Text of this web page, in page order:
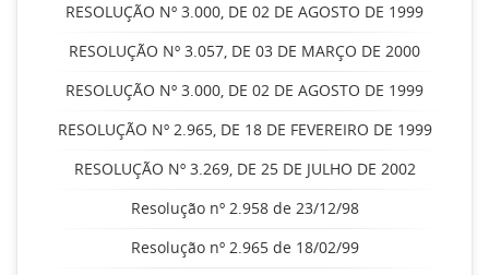
RESOLUÇÃO Nº 3.000, DE 02 DE AGOSTO DE 1999
RESOLUÇÃO Nº 3.057, DE 03 DE MARÇO DE 2000
RESOLUÇÃO Nº 3.000, DE 02 DE AGOSTO DE 1999
RESOLUÇÃO Nº 2.965, DE 18 DE FEVEREIRO DE 1999
RESOLUÇÃO Nº 3.269, DE 25 DE JULHO DE 2002
Resolução nº 2.958 de 23/12/98
Resolução nº 2.965 de 18/02/99